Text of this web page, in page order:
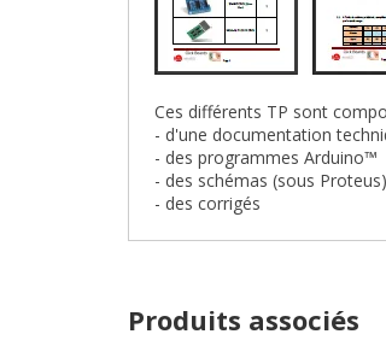
Ces différents TP sont
- d'une documentation
- des programmes Arduino™
- des schémas (sous Proteus)
- des corrigés
Produits associés